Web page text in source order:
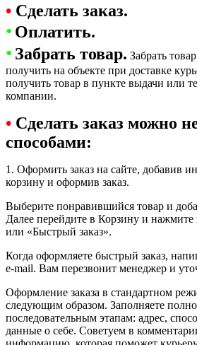
• Сделать заказ.
• Оплатить.
• Забрать товар. Забрать
получить на объекте при доставке
получить товар в пункте выдачи или
компании.
• Сделать заказ можно
способами:
1. Оформить заказ на сайте, добавив
корзину и оформив заказ.
Выберите понравившийся товар и
Далее перейдите в Корзину и нажмите
или «Быстрый заказ».
Когда оформляете быстрый заказ,
e-mail. Вам перезвонит менеджер и
Оформление заказа в стандартном
следующим образом. Заполняете
последовательным этапам: адрес,
данные о себе. Советуем в